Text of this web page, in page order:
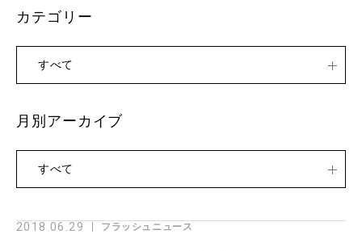
2018.06.29 フラッシュニュース
カテゴリー
すべて
月別アーカイブ
すべて